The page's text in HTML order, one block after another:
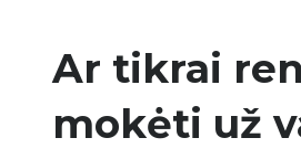
Ar tikrai
mokėti už